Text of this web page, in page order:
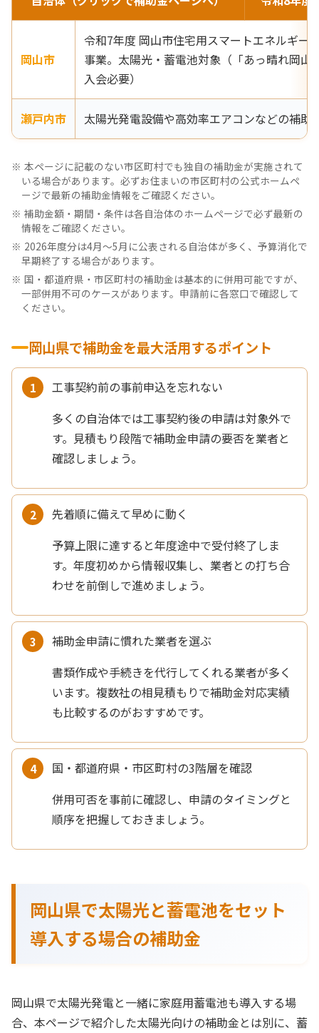
岡山市
令和7年度 岡山市住宅用スマートエネルギー
事業。太陽光・蓄電池対象（「あっ晴れ岡山
入会必要）
瀬戸内市 太陽光発電設備や高効率エアコンなどの補助
本ページに記載のない市区町村でも独自の補助金が実施されて
いる場合があります。必ずお住まいの市区町村の公式ホームペ
ージで最新の補助金情報をご確認ください。
補助金額・期間・条件は各自治体のホームページで必ず最新の
情報をご確認ください。
2026年度分は4月〜5月に公表される自治体が多く、予算消化で
早期終了する場合があります。
国・都道府県・市区町村の補助金は基本的に併用可能ですが、
一部併用不可のケースがあります。申請前に各窓口で確認して
ください。
岡山県で補助金を最大活用するポイント
工事契約前の事前申込を忘れない
多くの自治体では工事契約後の申請は対象外で
す。見積もり段階で補助金申請の要否を業者と
確認しましょう。
先着順に備えて早めに動く
予算上限に達すると年度途中で受付終了しま
す。年度初めから情報収集し、業者との打ち合
わせを前倒しで進めましょう。
補助金申請に慣れた業者を選ぶ
書類作成や手続きを代行してくれる業者が多く
います。複数社の相見積もりで補助金対応実績
も比較するのがおすすめです。
国・都道府県・市区町村の3階層を確認
併用可否を事前に確認し、申請のタイミングと
順序を把握しておきましょう。
岡山県で太陽光と蓄電池をセット
導入する場合の補助金
岡山県で太陽光発電と一緒に家庭用蓄電池も導入する場
合、本ページで紹介した太陽光向けの補助金とは別に、蓄